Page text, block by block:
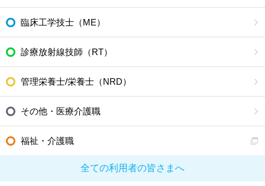
臨床工学技士（ME）
診療放射線技師（RT）
管理栄養士/栄養士（NRD）
その他・医療介護職
福祉・介護職
全ての利用者の皆さまへ